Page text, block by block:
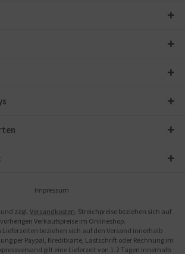
Impressum
zzgl. Versandkosten. Streichpreise beziehen sich auf
Verkaufspreise im Onlineshop.
Lieferzeiten beziehen sich auf den Versand innerhalb
per Paypal, Kreditkarte, Lastschrift oder Rechnung im
gilt eine Lieferzeit von 1-2 Tagen innerhalb